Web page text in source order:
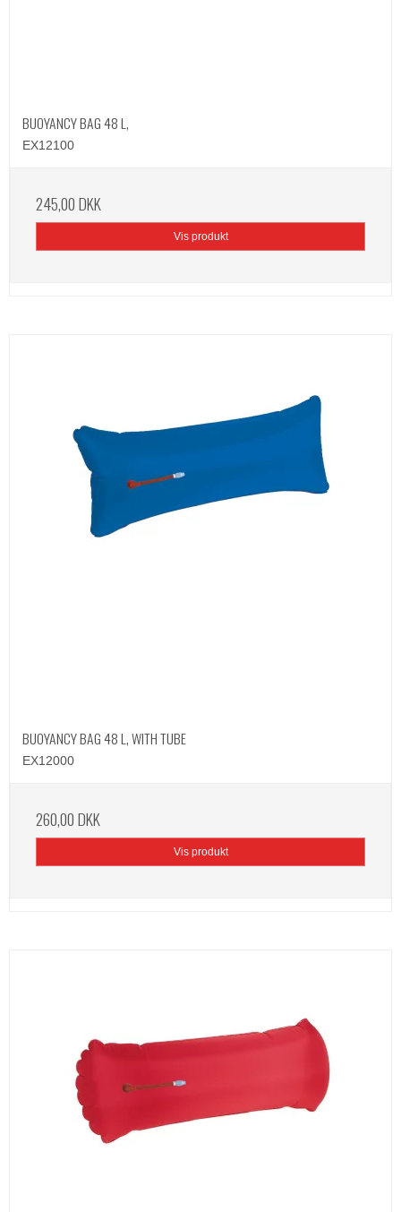
BUOYANCY BAG 48 L,
EX12100
245,00 DKK
Vis produkt
BUOYANCY BAG 48 L, WITH TUBE
EX12000
260,00 DKK
Vis produkt